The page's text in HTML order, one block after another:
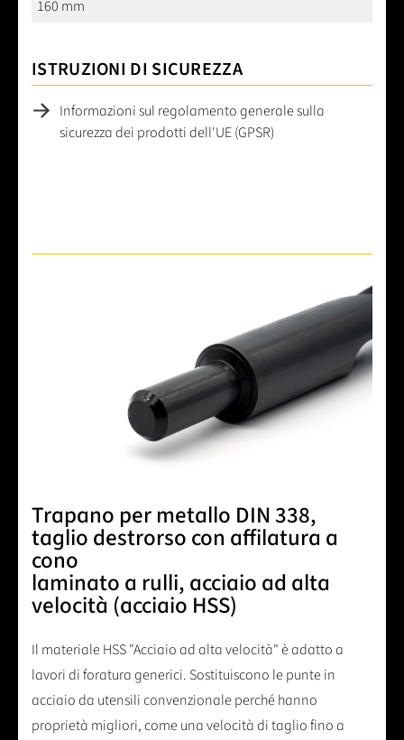
160 mm
ISTRUZIONI DI SICUREZZA
Informazioni sul regolamento generale sulla
sicurezza dei prodotti dell'UE (GPSR)
Trapano per metallo DIN 338,
taglio destrorso con affilatura a
cono
laminato a rulli, acciaio ad alta
velocità (acciaio HSS)
Il materiale HSS "Acciaio ad alta velocità" è adatto a
lavori di foratura generici. Sostituiscono le punte in
acciaio da utensili convenzionale perché hanno
proprietà migliori, come una velocità di taglio fino a